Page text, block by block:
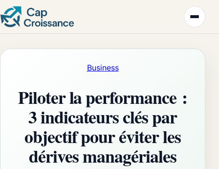
Business
Piloter la performance :
3 indicateurs clés par
objectif pour éviter les
dérives managériales